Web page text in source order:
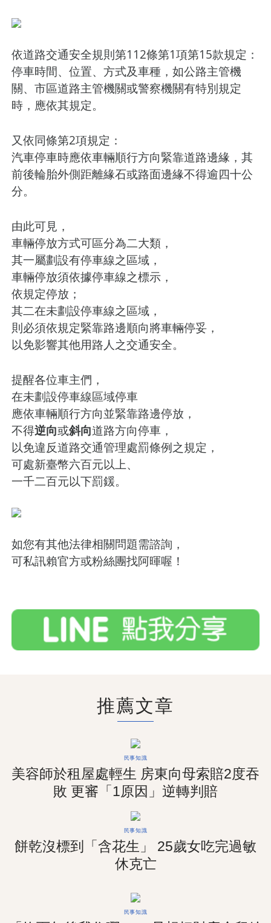
依道路交通安全規則第112條第1項第15款規定：
停車時間、位置、方式及車種，如公路主管機
關、市區道路主管機關或警察機關有特別規定
時，應依其規定。
又依同條第2項規定：
汽車停車時應依車輛順行方向緊靠道路邊緣，其
前後輪胎外側距離緣石或路面邊緣不得逾四十公
分。
由此可見，
車輛停放方式可區分為二大類，
其一屬劃設有停車線之區域，
車輛停放須依據停車線之標示，
依規定停放；
其二在未劃設停車線之區域，
則必須依規定緊靠路邊順向將車輛停妥，
以免影響其他用路人之交通安全。
提醒各位車主們，
在未劃設停車線區域停車
應依車輛順行方向並緊靠路邊停放，
不得逆向或斜向道路方向停車，
以免違反道路交通管理處罰條例之規定，
可處新臺幣六百元以上、
一千二百元以下罰鍰。
如您有其他法律相關問題需諮詢，
可私訊賴官方或粉絲團找阿暉喔！
推薦文章
民事知識
美容師於租屋處輕生 房東向母索賠2度吞
敗 更審「1原因」逆轉判賠
民事知識
餅乾沒標到「含花生」 25歲女吃完過敏
休克亡
民事知識